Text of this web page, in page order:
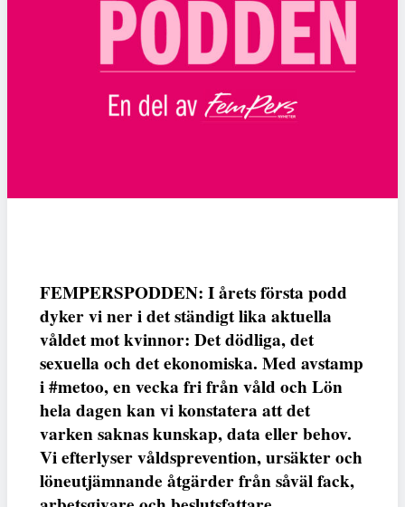
FEMPERSPODDEN: I årets första podd
dyker vi ner i det ständigt lika aktuella
våldet mot kvinnor: Det dödliga, det
sexuella och det ekonomiska. Med avstamp
i #metoo, en vecka fri från våld och Lön
hela dagen kan vi konstatera att det
varken saknas kunskap, data eller behov.
Vi efterlyser våldsprevention, ursäkter och
löneutjämnande åtgärder från såväl fack,